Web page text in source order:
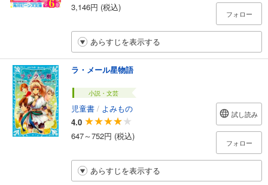
3,146円 (税込)
フォロー
あらすじを表示する
ラ・メール星物語
小説・文芸
児童書 / よみもの
4.0
647～752円 (税込)
試し読み
フォロー
あらすじを表示する